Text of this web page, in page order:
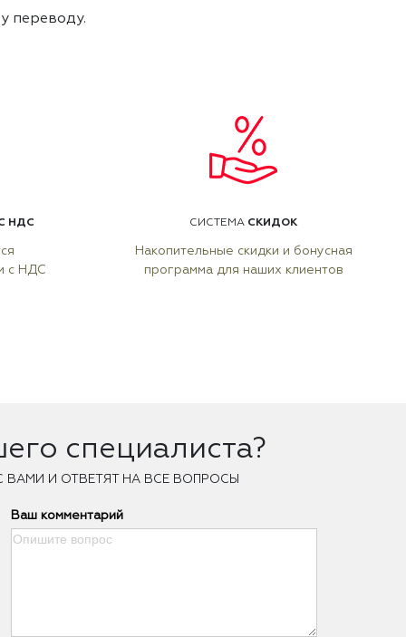
переводу.
НДС
с НДС
СИСТЕМА СКИДОК
Накопительные скидки и бонусная
программа для наших клиентов
специалиста?
ВАМИ И ОТВЕТЯТ НА ВСЕ ВОПРОСЫ
Ваш комментарий